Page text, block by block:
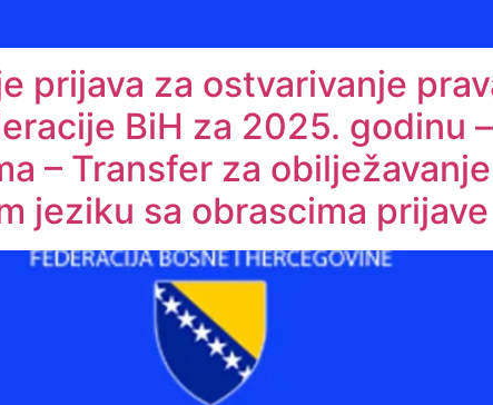
prijava za ostvarivanje
BiH za 2025. godinu
– Transfer za
jeziku sa obrascima prijave